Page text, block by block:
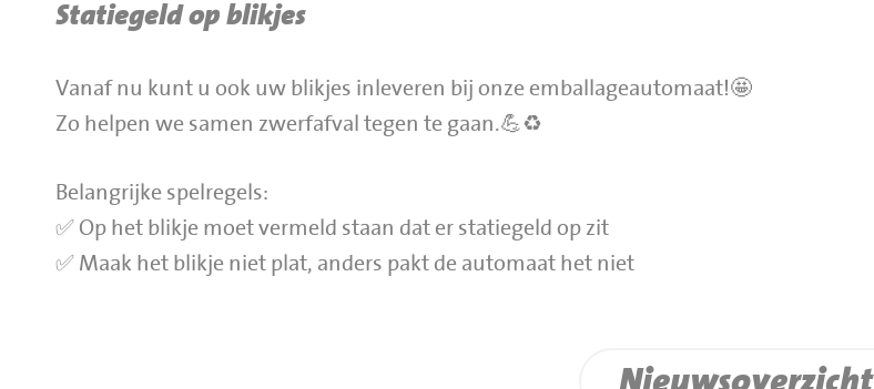
Statiegeld op blikjes
Vanaf nu kunt u ook uw blikjes inleveren bij onze emballageautomaat!🤩
Zo helpen we samen zwerfafval tegen te gaan.💪♻️
Belangrijke spelregels:
✅ Op het blikje moet vermeld staan dat er statiegeld op zit
✅ Maak het blikje niet plat, anders pakt de automaat het niet
Nieuwsoverzicht